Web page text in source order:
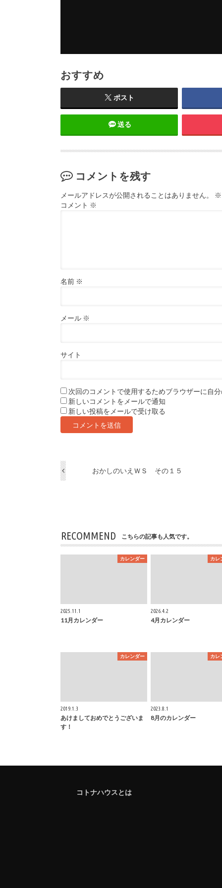
おすすめ
ポスト
送る
コメントを残す
メールアドレスが公開されることはありません。 ※
コメント ※
名前 ※
メール ※
サイト
次回のコメントで使用するためブラウザーに自
新しいコメントをメールで通知
新しい投稿をメールで受け取る
おかしのいえＷＳ その１５
RECOMMEND こちらの記事も人気です。
カレンダー
2025.11.1
11月カレンダー
カレ
2026.4.2
4月カレンダー
カレンダー
2019.1.3
あけましておめでとうございま
す！
カレ
2023.8.1
8月のカレンダー
コトナハウスとは